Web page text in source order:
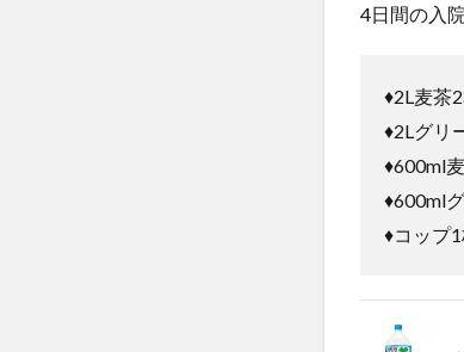
4日間の入
♦︎2L麦茶
♦︎2Lグリ
♦︎600ml
♦︎600ml
♦︎コップ